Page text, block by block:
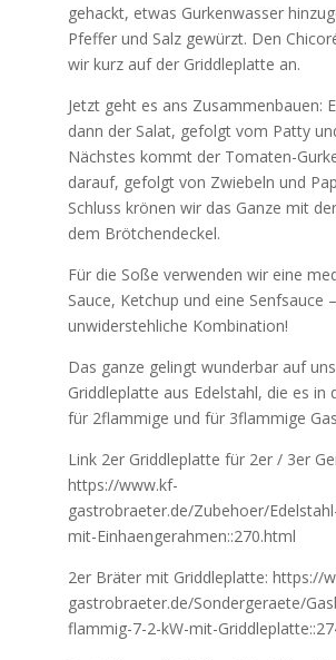
gehackt, etwas Gurkenwasser
Pfeffer und Salz gewürzt. Den
wir kurz auf der Griddleplatte an.
Jetzt geht es ans Zusammenbauen:
dann der Salat, gefolgt vom Patty
Nächstes kommt der Tomaten-
darauf, gefolgt von Zwiebeln und
Schluss krönen wir das Ganze mit
dem Brötchendeckel.
Für die Soße verwenden wir eine
Sauce, Ketchup und eine Senfsauce
unwiderstehliche Kombination!
Das ganze gelingt wunderbar auf
Griddleplatte aus Edelstahl, die es in
für 2flammige und für 3flammige
Link 2er Griddleplatte für 2er / 3er
https://www.kf-
gastrobraeter.de/Zubehoer/
mit-Einhaengerahmen::270.html
2er Bräter mit Griddleplatte: https://
gastrobraeter.de/Sondergeraete/
flammig-7-2-kW-mit-